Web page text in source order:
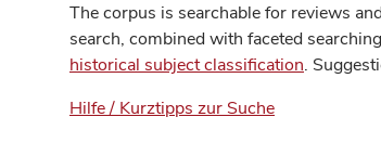
The corpus is searchable for reviews
search, combined with faceted
historical subject classification.
Hilfe / Kurztipps zur Suche